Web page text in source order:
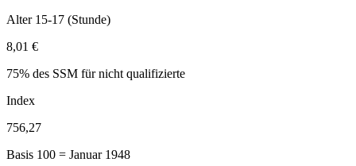
Alter 15-17 (Stunde)
8,01 €
75% des SSM für nicht qualifizierte
Index
756,27
Basis 100 = Januar 1948